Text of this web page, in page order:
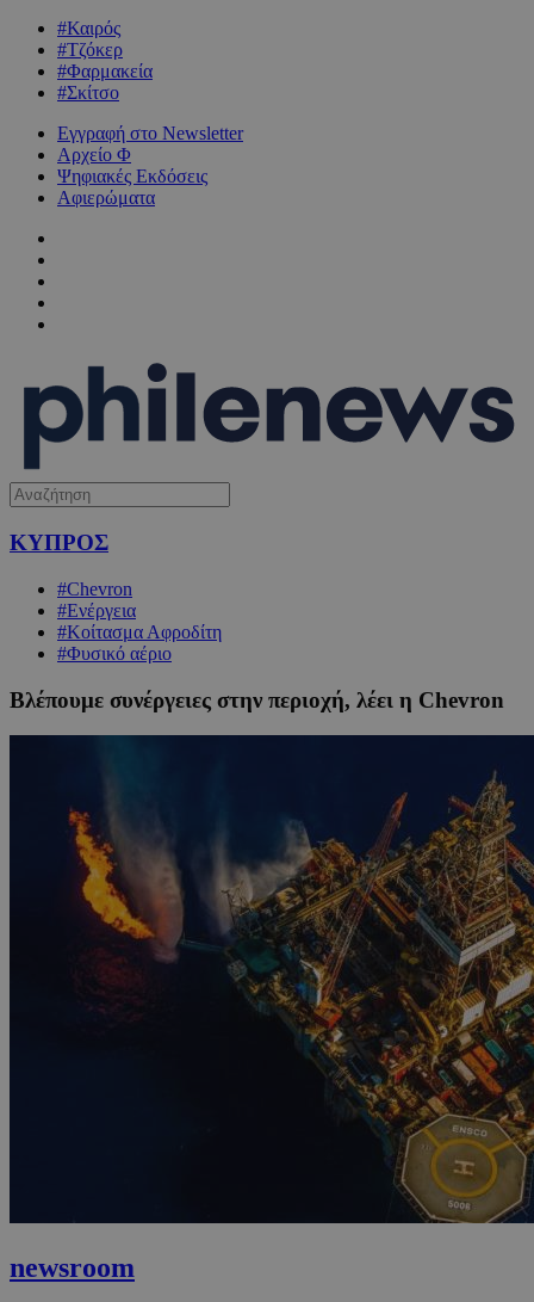
#Καιρός
#Τζόκερ
#Φαρμακεία
#Σκίτσο
Εγγραφή στο Newsletter
Αρχείο Φ
Ψηφιακές Εκδόσεις
Αφιερώματα
ΚΥΠΡΟΣ
#Chevron
#Ενέργεια
#Κοίτασμα Αφροδίτη
#Φυσικό αέριο
Βλέπουμε συνέργειες στην περιοχή, λέει η Chevron
newsroom